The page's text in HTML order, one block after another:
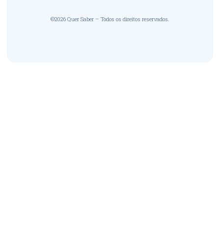
©2026 Quer Saber – Todos os direitos reservados.